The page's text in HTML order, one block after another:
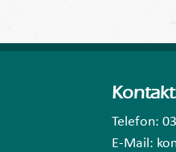
Telefon:
E-Mail: